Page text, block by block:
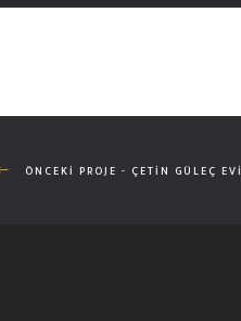
ÖNCEKI PROJE - ÇETIN GÜLEÇ EVI